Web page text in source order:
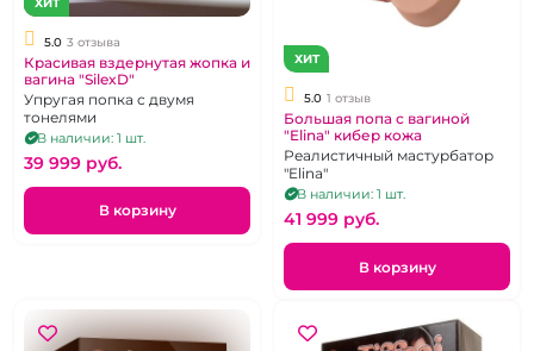
5.0 3 отзыва
Красивая вздернутая жопка и
вагина "SilexD"
Упругая попка с двумя
тонелями
В наличии: 1 шт.
39 999 pуб.
В корзину
ХИТ
5.0 1 отзыв
Большая попа с вагиной
"Elina" кибер кожа
Реалистичный мастурбатор
"Elina"
В наличии: 1 шт.
41 999 pуб.
В корзину